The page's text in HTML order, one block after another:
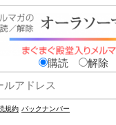
購読 解除
規約 バックナンバー